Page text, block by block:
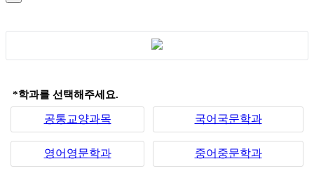
*학과를 선택해주세요.
공통교양과목 국어국문학과
영어영문학과 중어중문학과